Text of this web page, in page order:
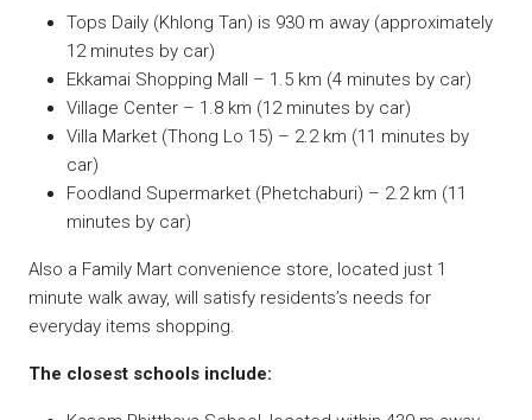
Tops Daily (Khlong Tan) is 930 m away (approximately
12 minutes by car)
Ekkamai Shopping Mall – 1.5 km (4 minutes by car)
Village Center – 1.8 km (12 minutes by car)
Villa Market (Thong Lo 15) – 2.2 km (11 minutes by
car)
Foodland Supermarket (Phetchaburi) – 2.2 km (11
minutes by car)
Also a Family Mart convenience store, located just 1
minute walk away, will satisfy residents’s needs for
everyday items shopping.
The closest schools include: